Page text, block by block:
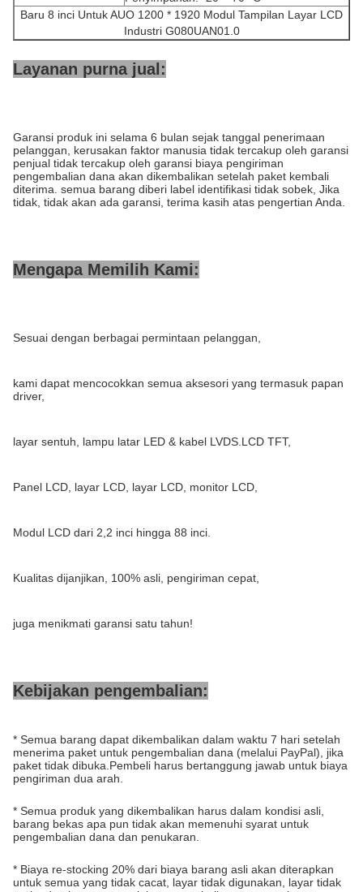
Baru 8 inci Untuk AUO 1200 * 1920 Modul Tampilan Layar LCD
Industri G080UAN01.0
Layanan purna jual:
Garansi produk ini selama 6 bulan sejak tanggal penerimaan
pelanggan, kerusakan faktor manusia tidak tercakup oleh garansi
penjual tidak tercakup oleh garansi biaya pengiriman
pengembalian dana akan dikembalikan setelah paket kembali
diterima. semua barang diberi label identifikasi tidak sobek, Jika
tidak, tidak akan ada garansi, terima kasih atas pengertian Anda.
Mengapa Memilih Kami:
Sesuai dengan berbagai permintaan pelanggan,
kami dapat mencocokkan semua aksesori yang termasuk papan
driver,
layar sentuh, lampu latar LED & kabel LVDS.LCD TFT,
Panel LCD, layar LCD, layar LCD, monitor LCD,
Modul LCD dari 2,2 inci hingga 88 inci.
Kualitas dijanjikan, 100% asli, pengiriman cepat,
juga menikmati garansi satu tahun!
Kebijakan pengembalian:
* Semua barang dapat dikembalikan dalam waktu 7 hari setelah
menerima paket untuk pengembalian dana (melalui PayPal), jika
paket tidak dibuka.Pembeli harus bertanggung jawab untuk biaya
pengiriman dua arah.
* Semua produk yang dikembalikan harus dalam kondisi asli,
barang bekas apa pun tidak akan memenuhi syarat untuk
pengembalian dana dan penukaran.
* Biaya re-stocking 20% ​​dari biaya barang asli akan diterapkan
untuk semua yang tidak cacat, layar tidak digunakan, layar tidak